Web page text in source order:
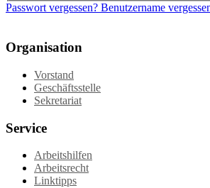
Passwort vergessen? Benutzername
Organisation
Vorstand
Geschäftsstelle
Sekretariat
Service
Arbeitshilfen
Arbeitsrecht
Linktipps